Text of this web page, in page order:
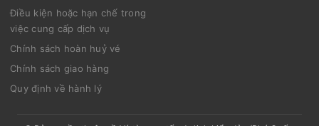
Điều kiện hoặc hạn chế trong
việc cung cấp dịch vụ
Chính sách hoàn huỷ vé
Chính sách giao hàng
Quy định về hành lý